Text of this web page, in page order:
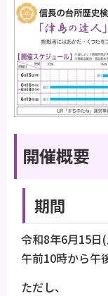
開催概要
期間
令和8年6月15日
午前10時から午
ただし、